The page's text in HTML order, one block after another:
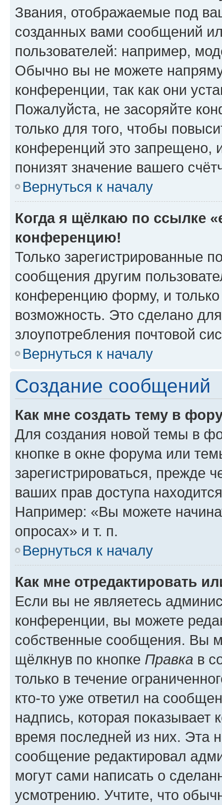
Звания, отображаемые под
созданных вами сообщений
пользователей: например,
Обычно вы не можете
конференции, так как они
Пожалуйста, не засоряйте
только для того, чтобы
конференций это запрещено,
понизят значение вашего
Вернуться к началу
Когда я щёлкаю по ссылке
конференцию!
Только зарегистрированные
сообщения другим
конференцию форму, и
возможность. Это сделано
злоупотребления почтовой
Вернуться к началу
Создание сообщений
Как мне создать тему в
Для создания новой темы в
кнопке в окне форума или
зарегистрироваться, прежде
ваших прав доступа
Например: «Вы можете
опросах» и т. п.
Вернуться к началу
Как мне отредактировать
Если вы не являетесь
конференции, вы можете
собственные сообщения. Вы
щёлкнув по кнопке Правка в
только в течение
кто-то уже ответил на
надпись, которая показывает
время последней из них. Эта
сообщение редактировал
могут сами написать о
усмотрению. Учтите, что